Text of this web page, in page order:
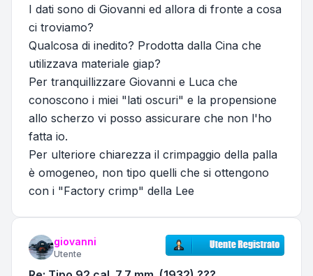
I dati sono di Giovanni ed allora di fronte a cosa
ci troviamo?
Qualcosa di inedito? Prodotta dalla Cina che
utilizzava materiale giap?
Per tranquillizzare Giovanni e Luca che
conoscono i miei "lati oscuri" e la propensione
allo scherzo vi posso assicurare che non l'ho
fatta io.
Per ulteriore chiarezza il crimpaggio della palla
è omogeneo, non tipo quelli che si ottengono
con i "Factory crimp" della Lee
giovanni
Utente